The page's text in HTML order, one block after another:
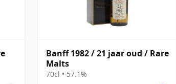
Banff 1982 / 21 jaar oud / Rare
Malts
70cl • 57.1%